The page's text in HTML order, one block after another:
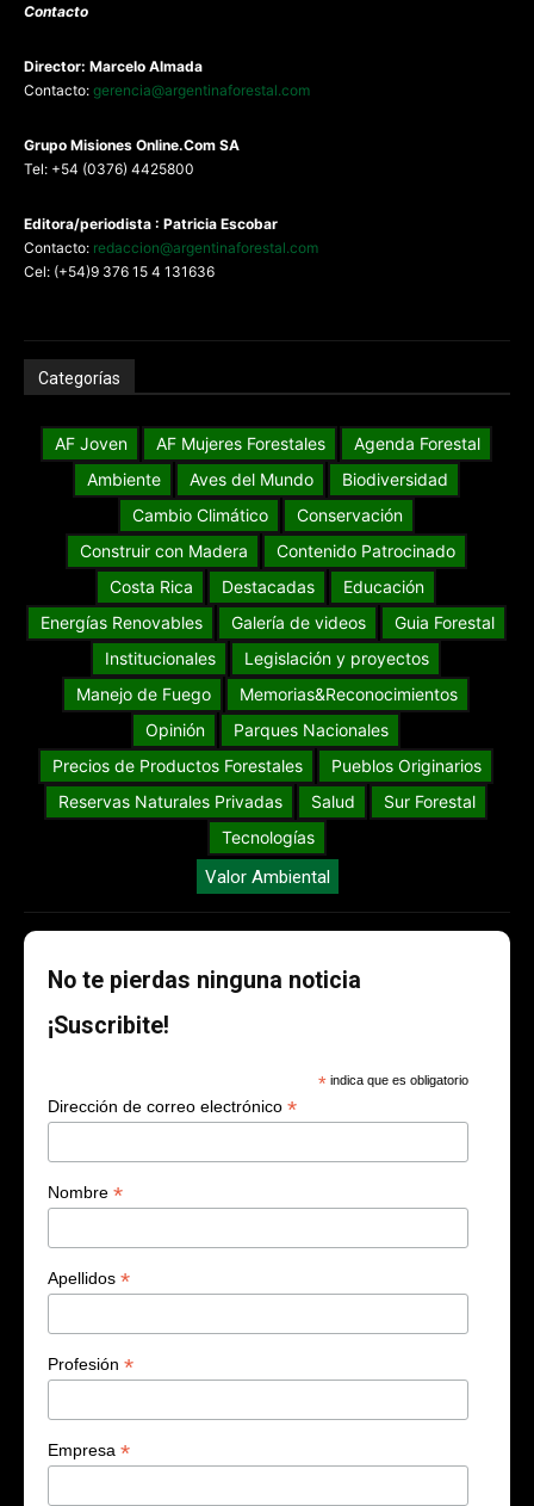
Contacto
Director: Marcelo Almada
Contacto: gerencia@argentinaforestal.com
Grupo Misiones Online.Com SA
Tel: +54 (0376) 4425800
Editora/periodista : Patricia Escobar
Contacto: redaccion@argentinaforestal.com
Cel: (+54)9 376 15 4 131636
Categorías
AF Joven AF Mujeres Forestales
Agenda Forestal
Ambiente
Aves del Mundo
Biodiversidad
Cambio Climático
Conservación
Construir con Madera
Contenido Patrocinado
Costa Rica
Destacadas
Educación
Energías Renovables
Galería de videos
Guia Forestal
Institucionales
Legislación y proyectos
Manejo de Fuego
Memorias&Reconocimientos
Opinión
Parques Nacionales
Precios de Productos Forestales
Pueblos Originarios
Reservas Naturales Privadas
Salud
Sur Forestal
Tecnologías
Valor Ambiental
No te pierdas ninguna noticia
¡Suscribite!
* indica que es obligatorio
Dirección de correo electrónico *
Nombre *
Apellidos *
Profesión *
Empresa *